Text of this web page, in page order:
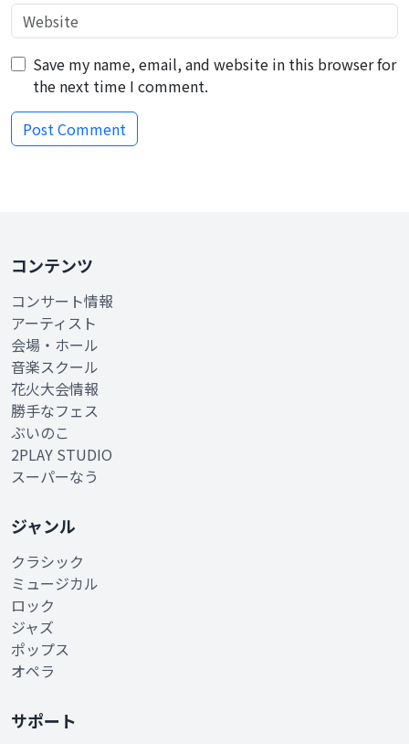
Save my name, email, and website in this browser for
the next time I comment.
コンテンツ
コンサート情報
アーティスト
会場・ホール
音楽スクール
花火大会情報
勝手なフェス
ぶいのこ
2PLAY STUDIO
スーパーなう
ジャンル
クラシック
ミュージカル
ロック
ジャズ
ポップス
オペラ
サポート